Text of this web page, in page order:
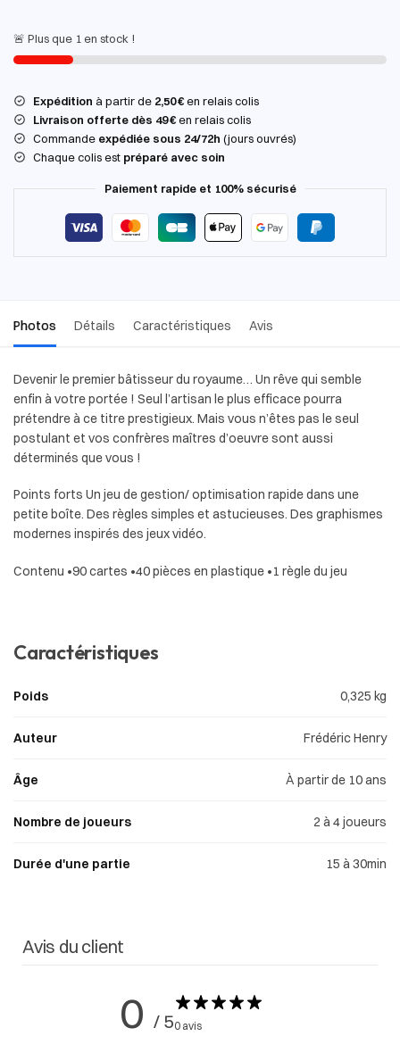
🚨 Plus que 1 en stock !
Expédition à partir de 2,50 €en relais colis
Livraison offerte dès 49 €en relais colis
Commande expédiée sous 24/72h (jours ouvrés)
Chaque colis est préparé avec soin
Paiement rapide et 100% sécurisé
Photos Détails Caractéristiques Avis
Devenir le premier bâtisseur du royaume… Un rêve qui semble
enfin à votre portée ! Seul l’artisan le plus efficace pourra
prétendre à ce titre prestigieux. Mais vous n’êtes pas le seul
postulant et vos confrères maîtres d’oeuvre sont aussi
déterminés que vous !
Points forts Un jeu de gestion/ optimisation rapide dans une
petite boîte. Des règles simples et astucieuses. Des graphismes
modernes inspirés des jeux vidéo.
Contenu •90 cartes •40 pièces en plastique •1 règle du jeu
Caractéristiques
Poids 0,325 kg
Auteur Frédéric Henry
Âge À partir de 10 ans
Nombre de joueurs 2 à 4 joueurs
Durée d'une partie 15 à 30min
Avis du client
0 / 50 avis